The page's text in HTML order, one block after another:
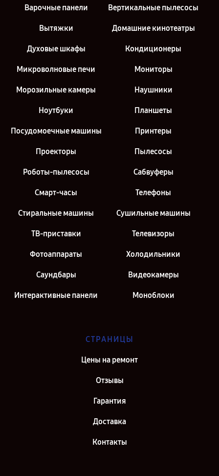
Варочные панели Вертикальные пылесосы
Вытяжки Домашние кинотеатры
Духовые шкафы Кондиционеры
Микроволновые печи Мониторы
Морозильные камеры Наушники
Ноутбуки Планшеты
Посудомоечные машины Принтеры
Проекторы Пылесосы
Роботы-пылесосы Сабвуферы
Смарт-часы Телефоны
Стиральные машины Сушильные машины
ТВ-приставки Телевизоры
Фотоаппараты Холодильники
Саундбары Видеокамеры
Интерактивные панели Моноблоки
СТРАНИЦЫ
Цены на ремонт
Отзывы
Гарантия
Доставка
Контакты